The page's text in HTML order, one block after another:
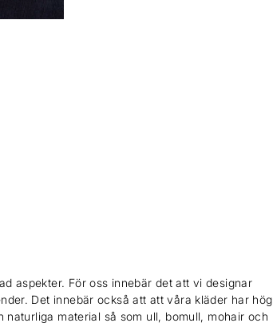
aspekter. För oss innebär det att vi designar
Det innebär också att att våra kläder har hög
material så som ull, bomull, mohair och